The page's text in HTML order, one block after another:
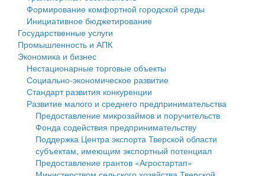
Государственные услуги
Промышленность и АПК
Экономика и бизнес
Символика
Устав
Гостям округа
Туризм
Культура
Образование
Здравоохранение
муниципального округа Тверской области
Администрация Кашинского муниципального округа
Тверской области
Управление сельскими территориями
Открытые данные
Работа с обращениями граждан
Муниципальный контроль
Финансовое управление
Бюджет для граждан
Имущество
Выявление правообладателей ранее учтенных
объектов недвижимости
Имущественная поддержка субъектов малого и
среднего предпринимательства
Формирование комфортной городской среды
Инициативное бюджетирование
Государственные услуги
Промышленность и АПК
Экономика и бизнес
Нестационарные торговые объекты
Социально-экономическое развитие
Стандарт развития конкуренции
Развитие малого и среднего предпринимательства
Предоставление микрозаймов и поручительств
Фонда содействия предпринимательству
Поддержка Центра экспорта Тверской области
субъектам, имеющим экспортный потенциал
Предоставление грантов «Агростартап»